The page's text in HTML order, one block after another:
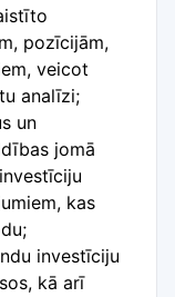
pozīcijām,
veicot
analīzi;
un
jomā
kas
investīciju
kā arī